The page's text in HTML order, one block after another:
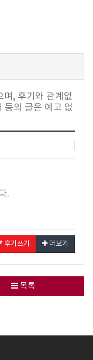
며, 후기와 관계없
등의 글은 예고 없
.
후기쓰기 더보기
목록